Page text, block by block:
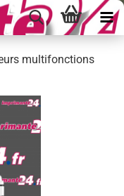
multifonctions